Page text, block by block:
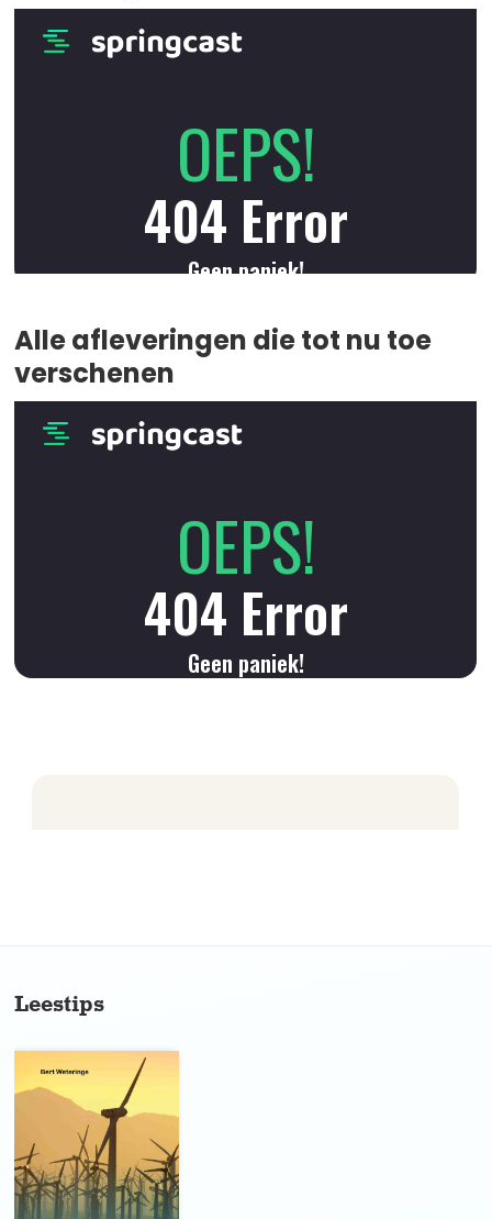
Alle afleveringen die tot nu toe
verschenen
Leestips